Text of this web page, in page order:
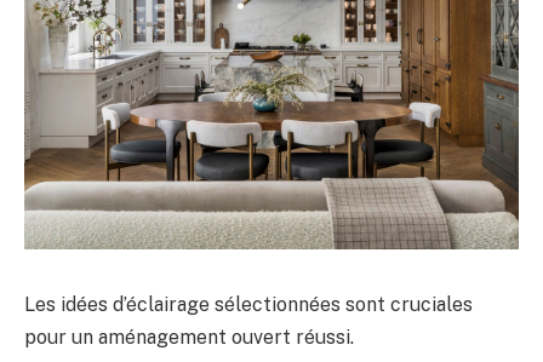
Les idées d’éclairage sélectionnées sont cruciales
pour un aménagement ouvert réussi.